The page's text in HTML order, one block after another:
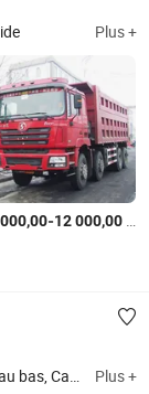
Plus +
-12 000,00
Camions, Camions d'occasion, Remorque à plateau bas, Camion Shacman d'occasion, Camion Sinotruck d'occasion, Camion HOWO d'occasion, Remorque à benne 8X4 d'occasion, Remorque à benne 6X4 d'occasion, Remorque à plateau, Remorque à benne Plus +